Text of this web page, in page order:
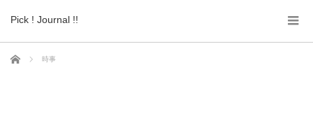
Pick ! Journal !!
ホーム 時事